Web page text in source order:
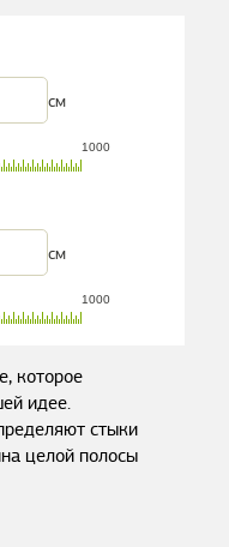
см
1000
см
1000
которое
идее.
стыки
целой полосы